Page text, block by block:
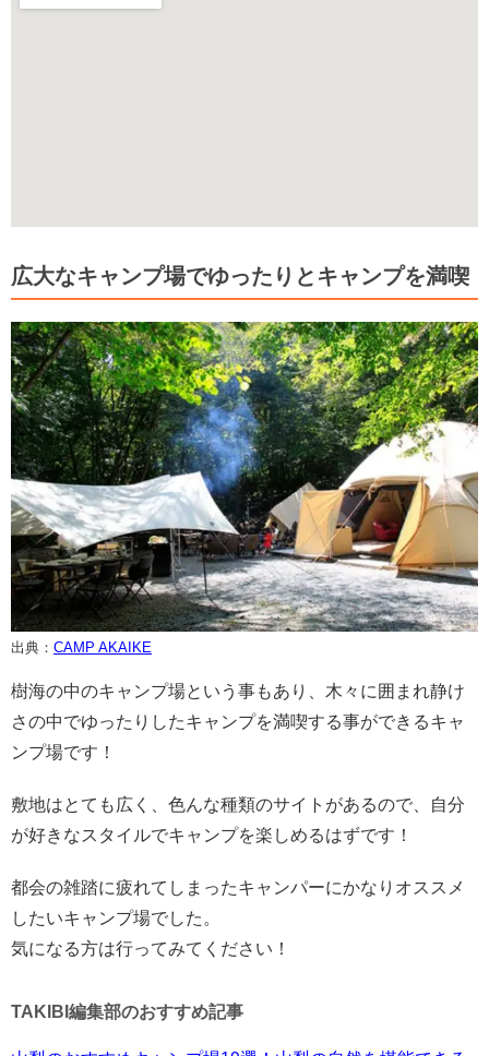
広大なキャンプ場でゆったりとキャンプを満喫
出典： CAMP AKAIKE
樹海の中のキャンプ場という事もあり、木々に囲まれ静け
さの中でゆったりしたキャンプを満喫する事ができるキャ
ンプ場です！
敷地はとても広く、色んな種類のサイトがあるので、自分
が好きなスタイルでキャンプを楽しめるはずです！
都会の雑踏に疲れてしまったキャンパーにかなりオススメ
したいキャンプ場でした。
気になる方は行ってみてください！
TAKIBI編集部のおすすめ記事